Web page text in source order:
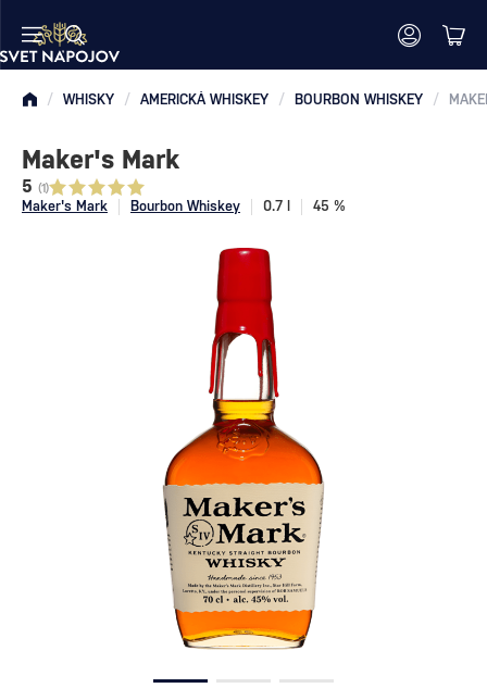
/ WHISKY / AMERICKÁ WHISKEY / BOURBON WHISKEY /
Maker's Mark Bourbon Whiskey 0.7 l 45 %
Maker's Mark
5 (1)